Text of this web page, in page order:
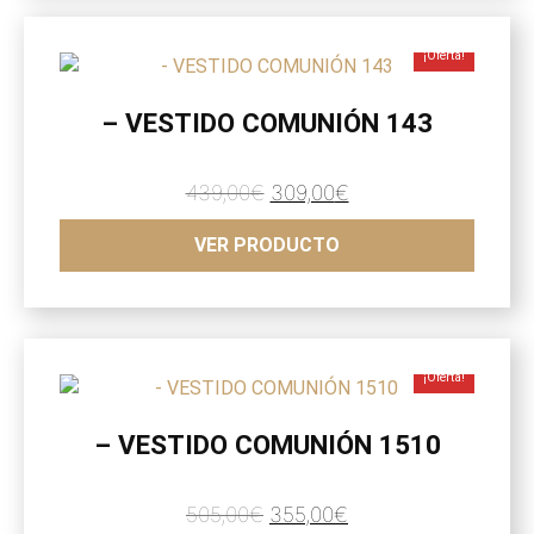
¡Oferta!
– VESTIDO COMUNIÓN 143
439,00€ El
precio
original
439,00€.
309,00€El
precio
309,00€.
VER PRODUCTO
¡Oferta!
– VESTIDO COMUNIÓN 1510
505,00€ El
355,00€